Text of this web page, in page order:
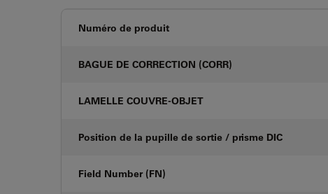
Numéro de produit
BAGUE DE CORRECTION (CORR)
LAMELLE COUVRE-OBJET
Position de la pupille de sortie / prisme DIC
Field Number (FN)